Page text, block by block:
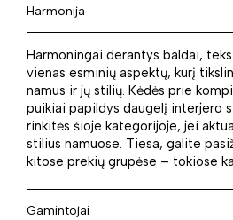
Harmonija
Harmoningai derantys baldai,
vienas esminių aspektų, kurį
namus ir jų stilių. Kėdės prie
puikiai papildys daugelį interjero
rinkitės šioje kategorijoje, jei
stilius namuose. Tiesa, galite
kitose prekių grupėse – tokiose
Gamintojai